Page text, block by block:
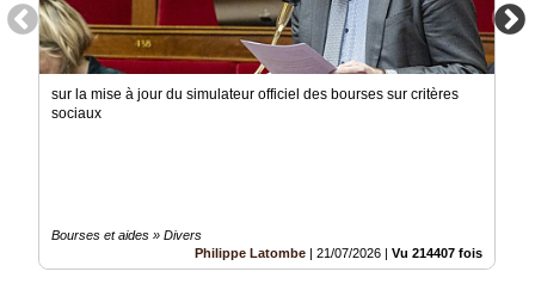
sur la mise à jour du simulateur officiel des bourses sur critères
sociaux
Bourses et aides » Divers
Philippe Latombe
21/07/2026 Vu 214407 fois